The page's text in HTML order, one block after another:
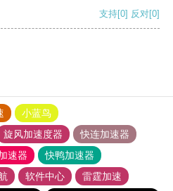
支持[0] 反对[0]
小蓝鸟
旋风加速度器
快连加速器
速器
快鸭加速器
软件中心
雷霆加速